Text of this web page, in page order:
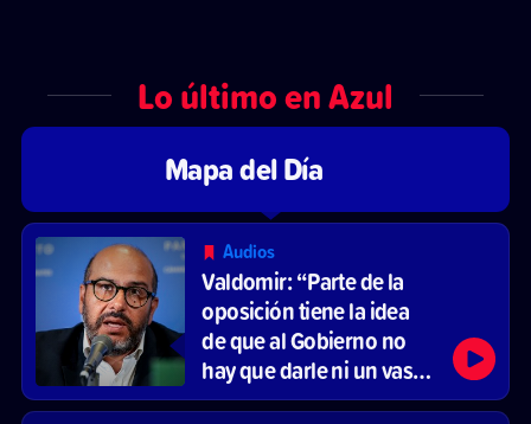
Lo último en Azul
Mapa del Día
Audios
Valdomir: “Parte de la
oposición tiene la idea
de que al Gobierno no
hay que darle ni un vaso
de agua”